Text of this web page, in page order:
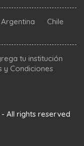
Argentina
Chile
tu institución
y Condiciones
All rights reserved